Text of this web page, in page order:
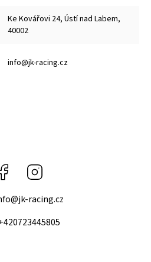
Ke Kovářovi 24, Ústí nad Labem,
40002
info@jk-racing.cz
Facebook
@jk-racing.cz